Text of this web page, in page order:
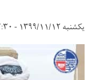
یکشنبه ۱۳۹۹/۱۱/۱۲ - ۱۷:۳۰